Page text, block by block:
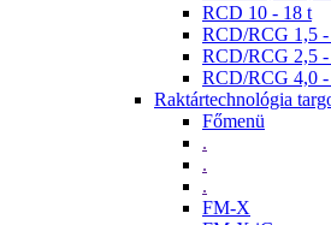
RCD 10 - 18 t
RCD/RCG 1,5
RCD/RCG 2,5
RCD/RCG 4,0
Raktártechnológia
Főmenü
.
.
.
FM-X